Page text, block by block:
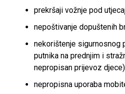
prekršaji vožnje pod
nepoštivanje dopuštenih
nekorištenje sigurnosnog
putnika na prednjim i
nepropisan prijevoz djece)
nepropisna uporaba